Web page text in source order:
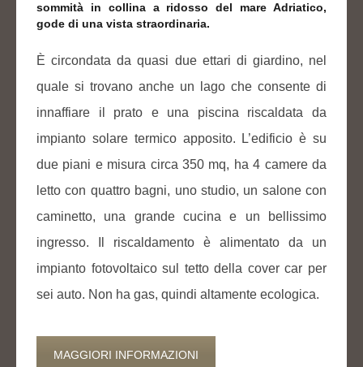
sommità in collina a ridosso del mare Adriatico,
gode di una vista straordinaria.
È circondata da quasi due ettari di giardino, nel
quale si trovano anche un lago che consente di
innaffiare il prato e una piscina riscaldata da
impianto solare termico apposito. L’edificio è su
due piani e misura circa 350 mq, ha 4 camere da
letto con quattro bagni, uno studio, un salone con
caminetto, una grande cucina e un bellissimo
ingresso. Il riscaldamento è alimentato da un
impianto fotovoltaico sul tetto della cover car per
sei auto. Non ha gas, quindi altamente ecologica.
MAGGIORI INFORMAZIONI